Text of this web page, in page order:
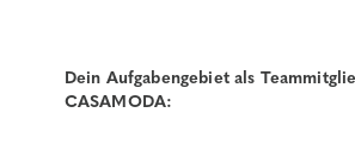
Dein Aufgabengebiet als
CASAMODA: